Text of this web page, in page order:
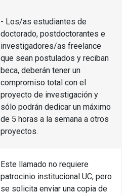
- Los/as estudiantes de
doctorado, postdoctorantes e
investigadores/as freelance
que sean postulados y reciban
beca, deberán tener un
compromiso total con el
proyecto de investigación y
sólo podrán dedicar un máximo
de 5 horas a la semana a otros
proyectos.
Este llamado no requiere
patrocinio institucional UC, pero
se solicita enviar una copia de